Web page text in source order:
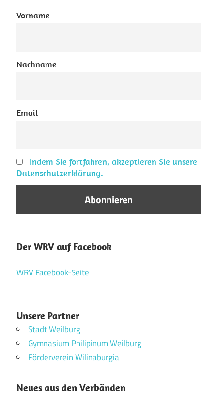
Vorname
Nachname
Email
Indem Sie fortfahren, akzeptieren Sie unsere
Datenschutzerklärung.
Der WRV auf Facebook
WRV Facebook-Seite
Unsere Partner
Stadt Weilburg
Gymnasium Philipinum Weilburg
Förderverein Wilinaburgia
Neues aus den Verbänden